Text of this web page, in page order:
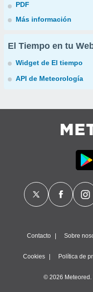
PDF
Más información
El Tiempo en tu
Widget de El tiempo
API de Meteorología
Contacto Sobre
Cookies Política de
© 2026 Meteored.